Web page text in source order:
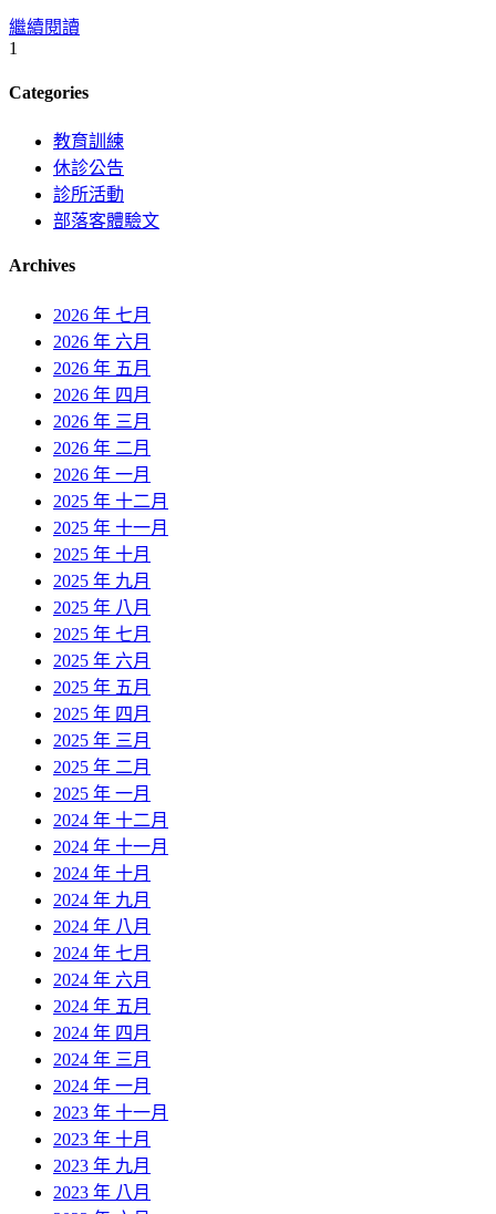
繼續閱讀
1
Categories
教育訓練
休診公告
診所活動
部落客體驗文
Archives
2026 年 七月
2026 年 六月
2026 年 五月
2026 年 四月
2026 年 三月
2026 年 二月
2026 年 一月
2025 年 十二月
2025 年 十一月
2025 年 十月
2025 年 九月
2025 年 八月
2025 年 七月
2025 年 六月
2025 年 五月
2025 年 四月
2025 年 三月
2025 年 二月
2025 年 一月
2024 年 十二月
2024 年 十一月
2024 年 十月
2024 年 九月
2024 年 八月
2024 年 七月
2024 年 六月
2024 年 五月
2024 年 四月
2024 年 三月
2024 年 一月
2023 年 十一月
2023 年 十月
2023 年 九月
2023 年 八月